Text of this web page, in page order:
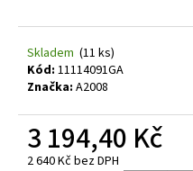
Skladem (11 ks)
Kód: 11114091GA
Značka: A2008
3 194,40 Kč
2 640 Kč bez DPH
p
o
u
u